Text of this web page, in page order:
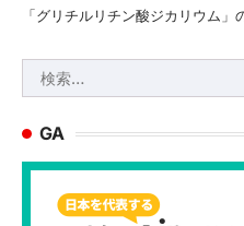
「グリチルリチン酸ジカリウム」
索:
GA